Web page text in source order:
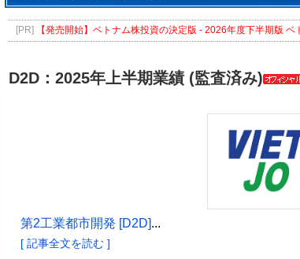
[PR] 【発売開始】ベトナム株投資の決定版 - 2026年度下半期版
D2D：2025年上半期業績 (監査済み)
第2工業都市開発 [D2D]...
[ 記事全文を読む ]